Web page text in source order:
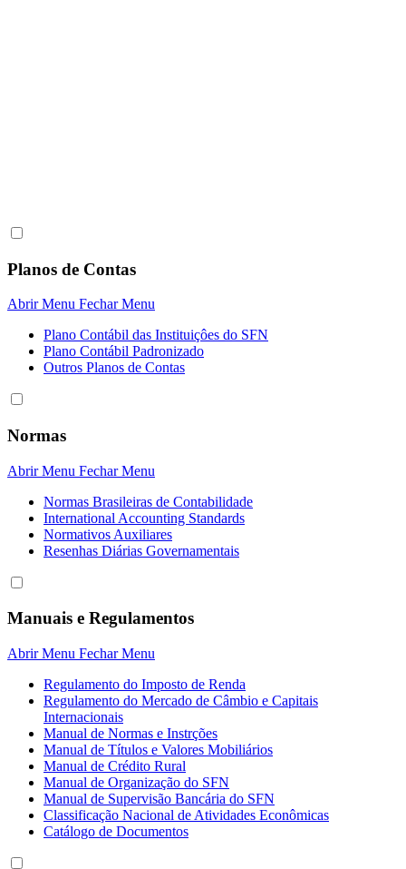
Planos de Contas
Abrir Menu Fechar Menu
Plano Contábil das Instituiçôes do SFN
Plano Contábil Padronizado
Outros Planos de Contas
Normas
Abrir Menu Fechar Menu
Normas Brasileiras de Contabilidade
International Accounting Standards
Normativos Auxiliares
Resenhas Diárias Governamentais
Manuais e Regulamentos
Abrir Menu Fechar Menu
Regulamento do Imposto de Renda
Regulamento do Mercado de Câmbio e Capitais
Internacionais
Manual de Normas e Instrções
Manual de Títulos e Valores Mobiliários
Manual de Crédito Rural
Manual de Organização do SFN
Manual de Supervisão Bancária do SFN
Classificação Nacional de Atividades Econômicas
Catálogo de Documentos